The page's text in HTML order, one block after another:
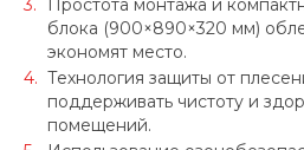
Простота монтажа и
блока (900×890×320 мм)
экономят место.
Технология защиты от
поддерживать чистоту и
помещений.